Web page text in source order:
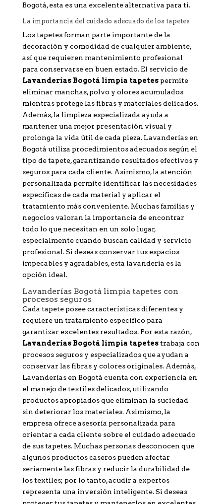
Bogotá, esta es una excelente alternativa para ti.
La importancia del cuidado adecuado de los tapetes
Los tapetes forman parte importante de la
decoración y comodidad de cualquier ambiente,
así que requieren mantenimiento profesional
para conservarse en buen estado. El servicio de
Lavanderías Bogotá limpia tapetespermite
eliminar manchas, polvo y olores acumulados
mientras protege las fibras y materiales delicados.
Además, la limpieza especializada ayuda a
mantener una mejor presentación visual y
prolonga la vida útil de cada pieza. Lavanderías en
Bogotá utiliza procedimientos adecuados según el
tipo de tapete, garantizando resultados efectivos y
seguros para cada cliente. Asimismo, la atención
personalizada permite identificar las necesidades
específicas de cada material y aplicar el
tratamiento más conveniente. Muchas familias y
negocios valoran la importancia de encontrar
todo lo que necesitan en un solo lugar,
especialmente cuando buscan calidad y servicio
profesional. Si deseas conservar tus espacios
impecables y agradables, esta lavandería es la
opción ideal.
Lavanderías Bogotá limpia tapetes con
procesos seguros
Cada tapete posee características diferentes y
requiere un tratamiento específico para
garantizar excelentes resultados. Por esta razón,
Lavanderías Bogotá limpia tapetestrabaja con
procesos seguros y especializados que ayudan a
conservar las fibras y colores originales. Además,
Lavanderías en Bogotá cuenta con experiencia en
el manejo de textiles delicados, utilizando
productos apropiados que eliminan la suciedad
sin deteriorar los materiales. Asimismo, la
empresa ofrece asesoría personalizada para
orientar a cada cliente sobre el cuidado adecuado
de sus tapetes. Muchas personas desconocen que
algunos productos caseros pueden afectar
seriamente las fibras y reducir la durabilidad de
los textiles; por lo tanto, acudir a expertos
representa una inversión inteligente. Si deseas